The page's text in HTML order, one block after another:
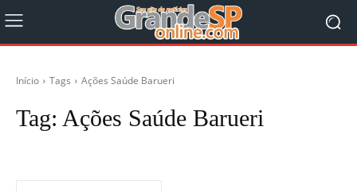
Início Tags Ações Saúde Barueri
Tag: Ações Saúde Barueri